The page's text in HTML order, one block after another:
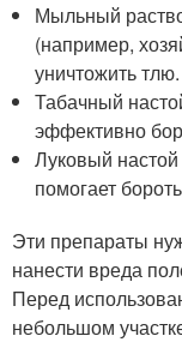
Мыльный
(например,
уничтожить тлю.
Табачный
эффективно
Луковый
помогает
Эти препараты
нанести вреда
Перед
небольшом